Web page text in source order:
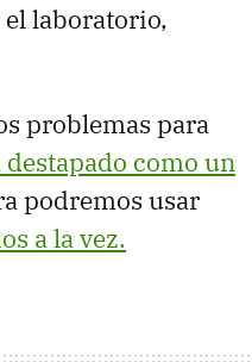
laboratorio,
problemas para
destapado como un
podremos usar
a la vez.